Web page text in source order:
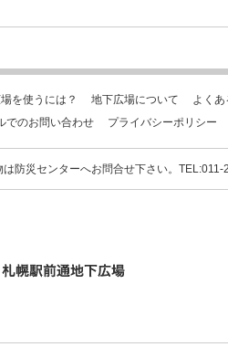
を使うには？ 地下広場について
よく
でのお問い合わせ プライバシーポリシー
防災センターへお問合せ下さい。